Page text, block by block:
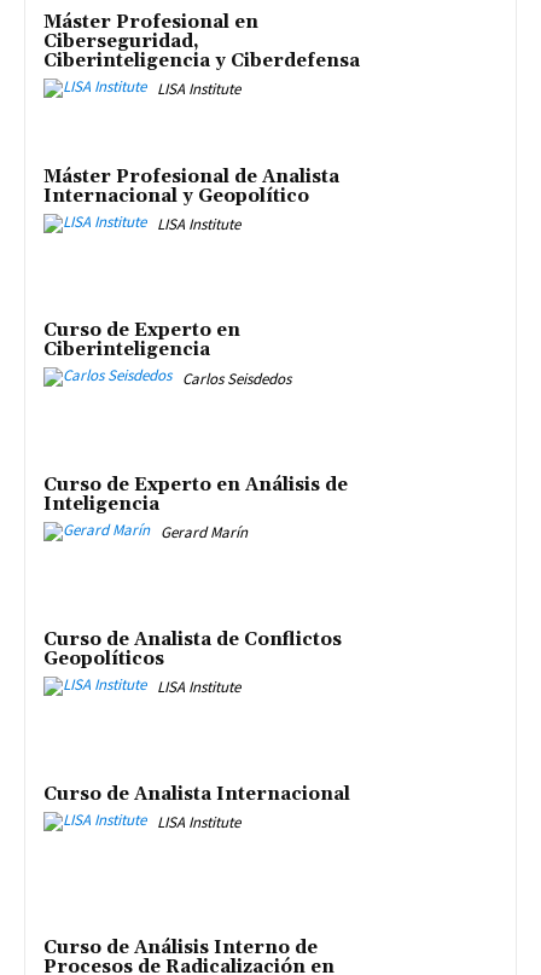
Máster Profesional en
Ciberseguridad,
Ciberinteligencia y Ciberdefensa
LISA Institute
Máster Profesional de Analista
Internacional y Geopolítico
LISA Institute
Curso de Experto en
Ciberinteligencia
Carlos Seisdedos
Curso de Experto en Análisis de
Inteligencia
Gerard Marín
Curso de Analista de Conflictos
Geopolíticos
LISA Institute
Curso de Analista Internacional
LISA Institute
Curso de Análisis Interno de
Procesos de Radicalización en